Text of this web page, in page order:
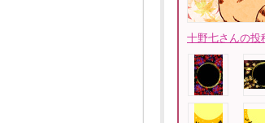
十野七さんの投